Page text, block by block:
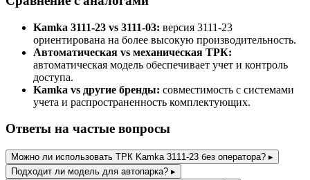
Kamka 3111-23 vs 3111-03: версия 3111-23
ориентирована на более высокую производительность.
Автоматическая vs механическая ТРК:
автоматическая модель обеспечивает учет и контроль
доступа.
Kamka vs другие бренды: совместимость с системами
учета и распространенность комплектующих.
Ответы на частые вопросы
Можно ли использовать ТРК Kamka 3111-23 без оператора? ▸
Подходит ли модель для автопарка? ▸